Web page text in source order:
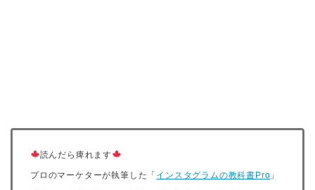
読んだら痺れます
プロのマーケターが執筆した「 インスタグラムの教科書Pro 」